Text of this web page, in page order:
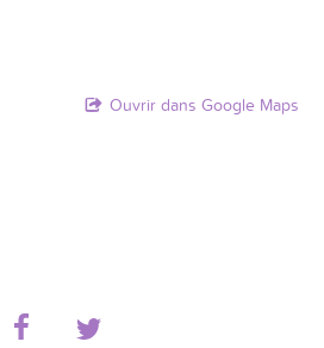
Ouvrir dans Google Maps